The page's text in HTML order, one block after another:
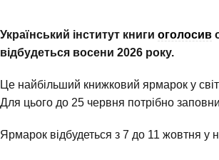
Український інститут книги оголосив
відбудеться восени 2026 року.
Це найбільший книжковий ярмарок у
Для цього до 25 червня потрібно
Ярмарок відбудеться з 7 до 11 жовтня у